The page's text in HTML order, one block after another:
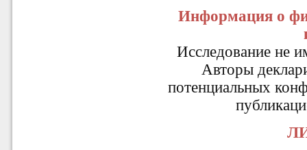
Информация о
Исследование не
Авторы
потенциальных